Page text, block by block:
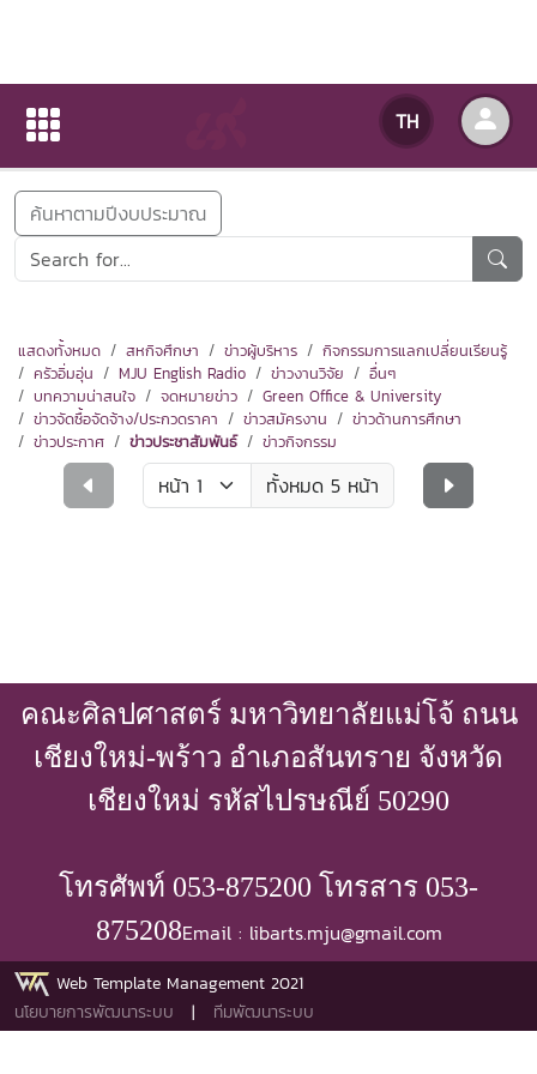
TH
ข่าวสารกิจกรรม
ค้นหาตามปีงบประมาณ
แสดงทั้งหมด สหกิจศึกษา ข่าวผู้บริหาร
กิจกรรมการแลกเปลี่ยนเรียนรู้
ครัวอิ่มอุ่น
MJU English Radio ข่าวงานวิจัย
อื่นๆ
บทความน่าสนใจ
จดหมายข่าว
Green Office & University
ข่าวจัดซื้อจัดจ้าง/ประกวดราคา
ข่าวสมัครงาน
ข่าวด้านการศึกษา
ข่าวประกาศ
ข่าวประชาสัมพันธ์ ข่าวกิจกรรม
ทั้งหมด 5 หน้า
คณะศิลปศาสตร์ มหาวิทยาลัยแม่โจ้ ถนน
เชียงใหม่-พร้าว อำเภอสันทราย จังหวัด
เชียงใหม่ รหัสไปรษณีย์ 50290
โทรศัพท์ 053-875200 โทรสาร 053-
875208Email : libarts.mju@gmail.com
Web Template Management 2021
นโยบายการพัฒนาระบบ | ทีมพัฒนาระบบ